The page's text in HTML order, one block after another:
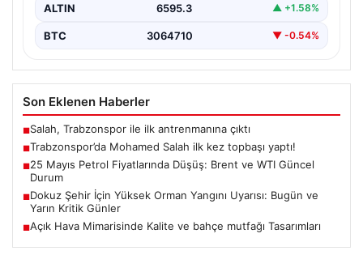
ALTIN 6595.3 ▲ +1.58%
BTC 3064710 ▼ -0.54%
Son Eklenen Haberler
■Salah, Trabzonspor ile ilk antrenmanına çıktı
■Trabzonspor’da Mohamed Salah ilk kez topbaşı yaptı!
■25 Mayıs Petrol Fiyatlarında Düşüş: Brent ve WTI Güncel
Durum
■Dokuz Şehir İçin Yüksek Orman Yangını Uyarısı: Bugün ve
Yarın Kritik Günler
■Açık Hava Mimarisinde Kalite ve bahçe mutfağı Tasarımları